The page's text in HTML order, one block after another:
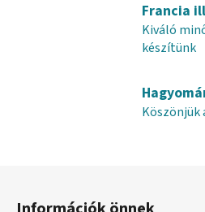
á
n
y
t
á
s
Francia
Kiváló
készítünk